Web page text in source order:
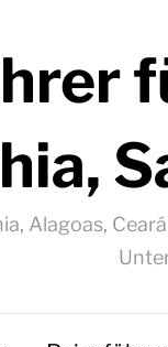
Alagoas,